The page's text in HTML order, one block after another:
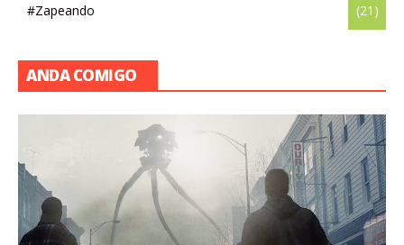
#Zapeando (21)
ANDA COMIGO